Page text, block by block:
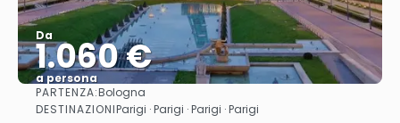
Da
1.060 €
a persona
Vedere
PARTENZA:Bologna
DESTINAZIONIParigi · Parigi · Parigi · Parigi